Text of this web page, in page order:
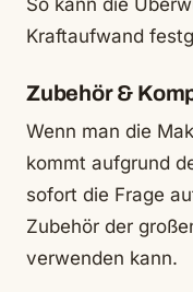
So kann die
Kraftaufwand
Zubehör &
Wenn man die
kommt aufgrund
sofort die Frage
Zubehör der
verwenden kann.